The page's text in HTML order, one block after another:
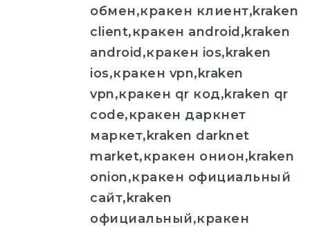
обмен,кракен клиент,kraken
client,кракен android,kraken
android,кракен ios,kraken
ios,кракен vpn,kraken
vpn,кракен qr код,kraken qr
code,кракен даркнет
маркет,kraken darknet
market,кракен онион,kraken
onion,кракен официальный
сайт,kraken
официальный,кракен